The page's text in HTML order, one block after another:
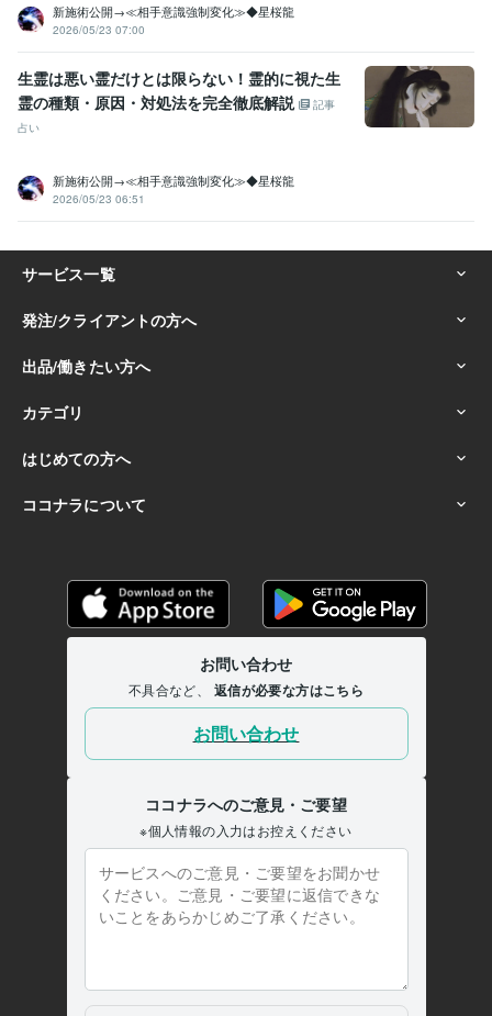
職場 当たる 異性
子宝 妊娠 妊活
宝くじ 運気
運命の人 霊視占い
悩み相談・カウンセリング 霊視、スピリチュアル、占い、波動修正
占い 霊視 スピリチュアル お祓い 波動修正 祈祷 金運
恋愛
仕事占い
ヒーリング
新施術公開→≪相手意識強制変化≫◆星桜龍
2026/05/23 07:00
生霊は悪い霊だけとは限らない！霊的に視た生
霊の種類・原因・対処法を完全徹底解説
記事
占い
新施術公開→≪相手意識強制変化≫◆星桜龍
2026/05/23 06:51